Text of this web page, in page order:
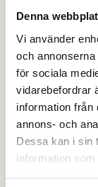
Denna
Vi använder
och
för sociala
vidarebefordrar
information från
annons- och
Dessa kan i sin
information
samlat in när